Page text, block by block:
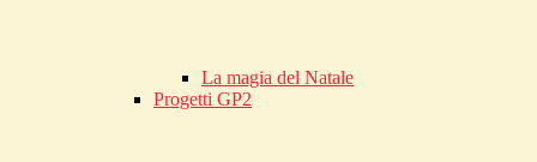
La magia del Natale
Progetti GP2